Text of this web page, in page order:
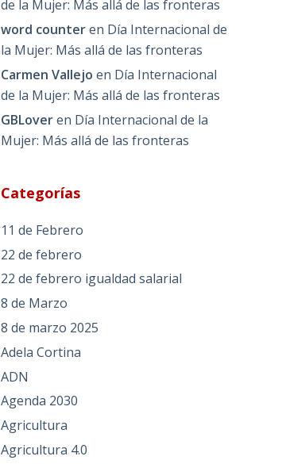
de la Mujer: Más allá de las fronteras
word counteren Día Internacional de
la Mujer: Más allá de las fronteras
Carmen Vallejo en Día Internacional
de la Mujer: Más allá de las fronteras
GBLoveren Día Internacional de la
Mujer: Más allá de las fronteras
Categorías
11 de Febrero
22 de febrero
22 de febrero igualdad salarial
8 de Marzo
8 de marzo 2025
Adela Cortina
ADN
Agenda 2030
Agricultura
Agricultura 4.0